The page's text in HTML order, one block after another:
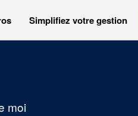
Simplifiez votre gestion
moi